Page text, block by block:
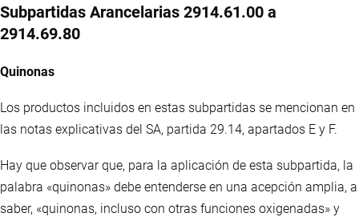
Subpartidas Arancelarias 2914.61.00 a
2914.69.80
Quinonas
Los productos incluidos en estas subpartidas se mencionan en
las notas explicativas del SA, partida 29.14, apartados E y F.
Hay que observar que, para la aplicación de esta subpartida, la
palabra «quinonas» debe entenderse en una acepción amplia, a
saber, «quinonas, incluso con otras funciones oxigenadas» y